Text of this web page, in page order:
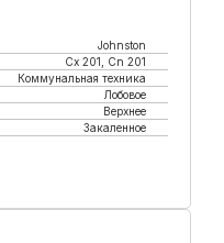
Johnston
Cx 201, Cn 201
Коммунальная техника
Лобовое
Верхнее
Закаленное